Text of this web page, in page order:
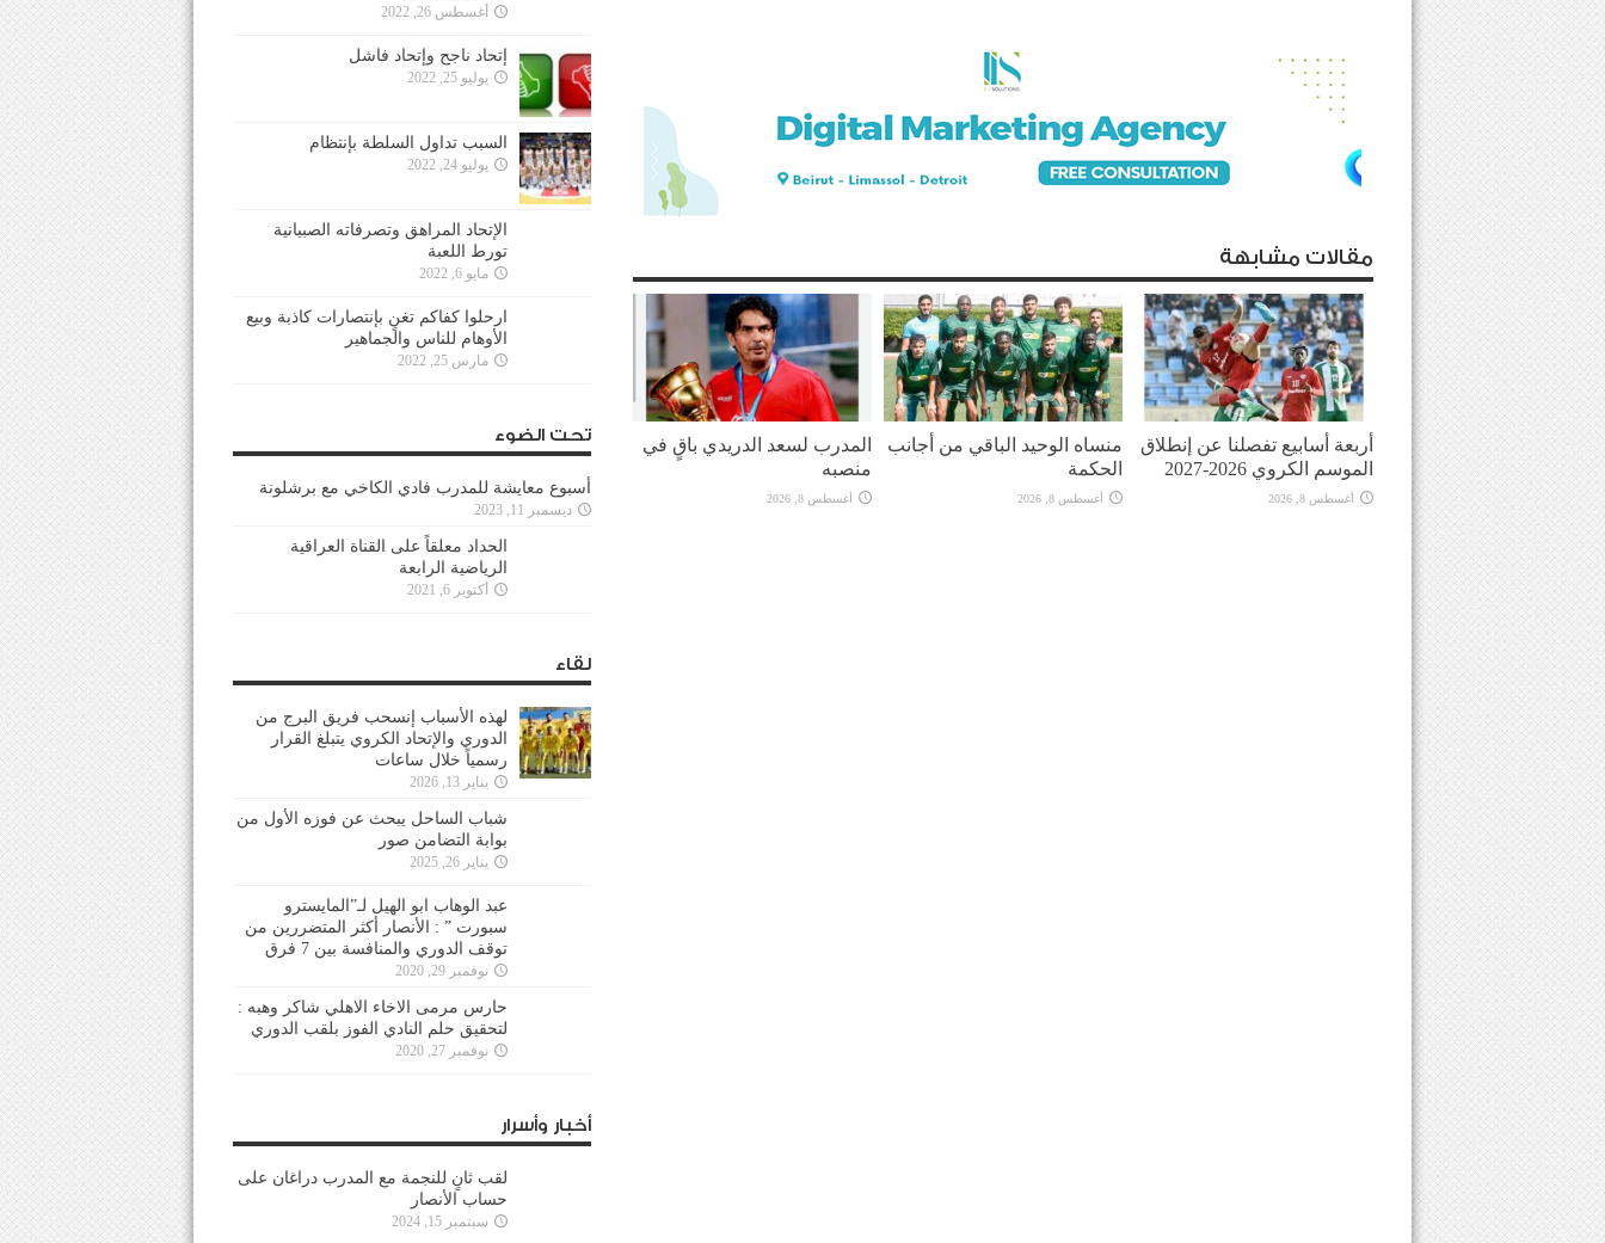
مقالات مشابهة
أربعة أسابيع تفصلنا عن إنطلاق
الموسم الكروي 2026-2027
أغسطس 8, 2026
منساه الوحيد الباقي من أجانب
الحكمة
أغسطس 8, 2026
المدرب لسعد الدريدي باقٍ في
منصبه
أغسطس 8, 2026
أغسطس 26, 2022
إتحاد ناجح وإتحاد فاشل
يوليو 25, 2022
السبب تداول السلطة بإنتظام
يوليو 24, 2022
الإتحاد المراهق وتصرفاته الصبيانية
تورط اللعبة
مايو 6, 2022
ارحلوا كفاكم تغنٍ بإنتصارات كاذبة وبيع
الأوهام للناس والجماهير
مارس 25, 2022
تحت الضوء
أسبوع معايشة للمدرب فادي الكاخي مع برشلونة
ديسمبر 11, 2023
الحداد معلقاً على القناة العراقية
الرياضية الرابعة
أكتوبر 6, 2021
لقاء
لهذه الأسباب إنسحب فريق البرج من
الدوري والإتحاد الكروي يتبلغ القرار
رسمياً خلال ساعات
يناير 13, 2026
شباب الساحل يبحث عن فوزه الأول من
بوابة التضامن صور
يناير 26, 2025
عبد الوهاب ابو الهيل لـ”المايسترو
سبورت ” : الأنصار أكثر المتضررين من
توقف الدوري والمنافسة بين 7 فرق
نوفمبر 29, 2020
حارس مرمى الاخاء الاهلي شاكر وهبه :
لتحقيق حلم النادي الفوز بلقب الدوري
نوفمبر 27, 2020
أخبار وأسرار
لقب ثانٍ للنجمة مع المدرب دراغان على
حساب الأنصار
سبتمبر 15, 2024